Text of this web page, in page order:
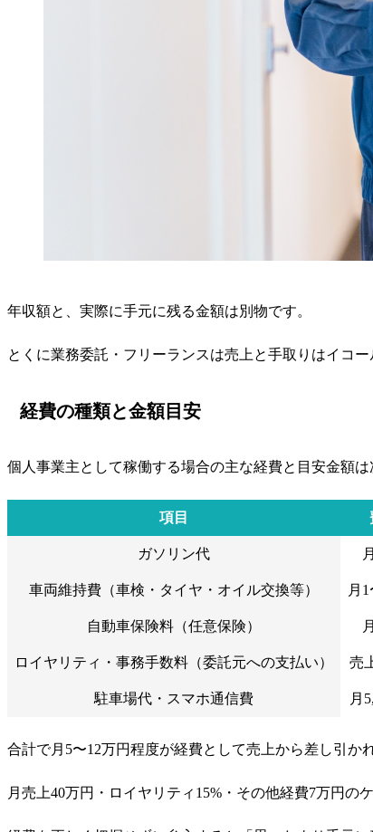
年収額と、実際に手元に残る金額は別物です。
とくに業務委託・フリーランスは売上と手取りはイコ
経費の種類と金額目安
個人事業主として稼働する場合の主な経費と目安金額は
項目
ガソリン代
車両維持費（車検・タイヤ・オイル交換等） 月
自動車保険料（任意保険）
ロイヤリティ・事務手数料（委託元への支払い） 売
駐車場代・スマホ通信費 月
合計で月5〜12万円程度が経費として売上から差し引か
月売上40万円・ロイヤリティ15%・その他経費7万円の